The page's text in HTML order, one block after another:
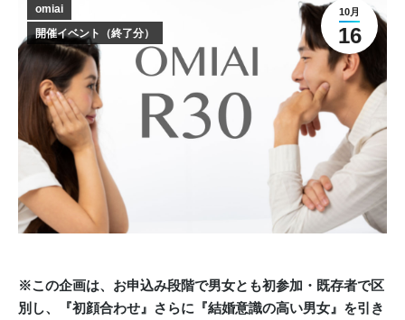
10月
16
omiai
開催イベント（終了分）
※この企画は、お申込み段階で男女とも初参加・既存者で区
別し、『初顔合わせ』さらに『結婚意識の高い男女』を引き